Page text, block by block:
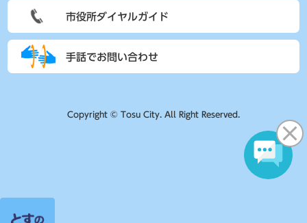
市役所ダイヤルガイド
手話でお問い合わせ
Copyright © Tosu City. All Right Reserved.